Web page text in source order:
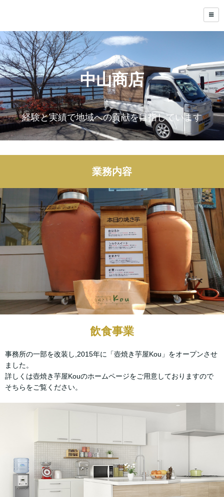
中山商店
経験と実績で地域への貢献を目指しています
業務内容
飲食事業
事務所の一部を改装し,2015年に「壺焼き芋屋Kou」をオープンさせ
ました。
詳しくは壺焼き芋屋Kouのホームページをご用意しておりますので
そちらをご覧ください。